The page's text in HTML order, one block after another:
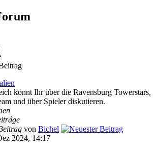
könnt Ihr über die Ravensburg Towerstars,
und über Spieler diskutieren.
von Bichel
2024, 14:17